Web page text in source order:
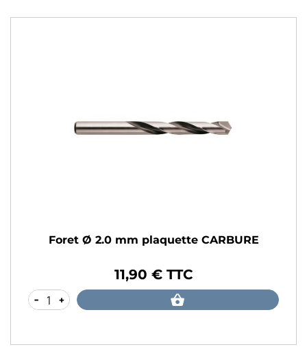
Foret Ø 2.0 mm plaquette CARBURE
11,90 € TTC
- +